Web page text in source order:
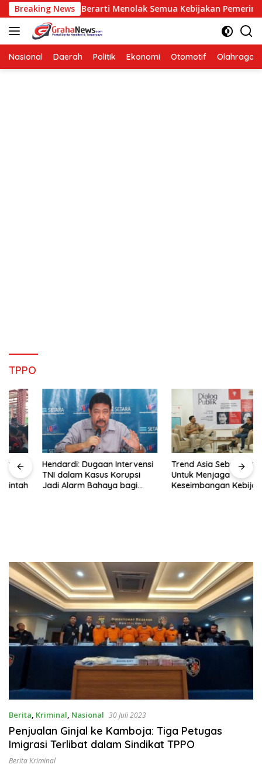
Langsung
ke
konten
Breaking News
Bukan Berarti Menolak Semua Kebijakan Pemerintah
Nasional Daerah Politik Ekonomi Otomotif Olahraga
TPPO
Hendardi: Dugaan Intervensi
TNI dalam Kasus Korupsi
Jadi Alarm Bahaya bagi
Trend Asia Sebut NGO Hadir
Untuk Menjaga
Keseimbangan Kebijakan
Berita, Kriminal, Nasional 30 Juli 2023
Penjualan Ginjal ke Kamboja: Tiga Petugas
Imigrasi Terlibat dalam Sindikat TPPO
Berita Kriminal